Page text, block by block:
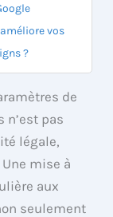
vos
?
de
n’est pas
légale,
mise à
aux
seulement